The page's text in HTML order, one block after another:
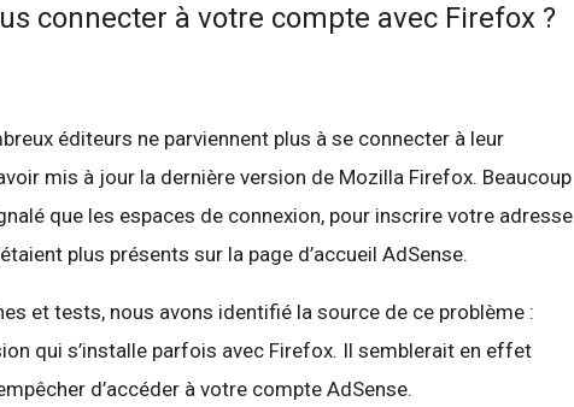
connecter à votre compte avec Firefox ?
éditeurs ne parviennent plus à se connecter à leur
mis à jour la dernière version de Mozilla Firefox. Beaucoup
que les espaces de connexion, pour inscrire votre adresse
plus présents sur la page d’accueil AdSense.
et tests, nous avons identifié la source de ce problème :
qui s’installe parfois avec Firefox. Il semblerait en effet
d’accéder à votre compte AdSense.